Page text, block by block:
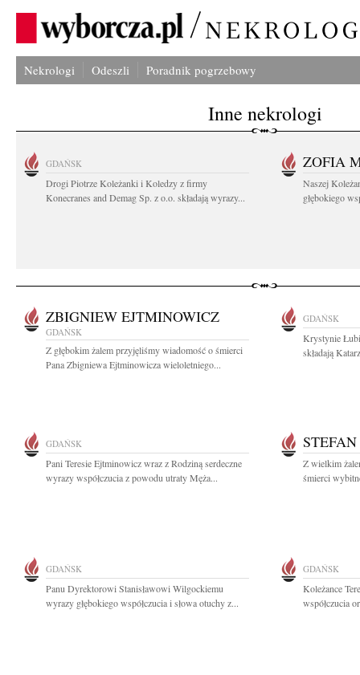
Nekrologi Odeszli Poradnik pogrzebowy
Inne nekrologi
GDAŃSK
Drogi Piotrze Koleżanki i Koledzy z firmy
Konecranes and Demag Sp. z o.o. składają wyrazy...
ZOFIA
Naszej
głębokiego
ZBIGNIEW EJTMINOWICZ
GDAŃSK
Z głębokim żalem przyjęliśmy wiadomość o śmierci
Pana Zbigniewa Ejtminowicza wieloletniego...
GDAŃSK
Krystynie
składają
GDAŃSK
Pani Teresie Ejtminowicz wraz z Rodziną serdeczne
wyrazy współczucia z powodu utraty Męża...
Z wielkim
śmierci
GDAŃSK
Panu Dyrektorowi Stanisławowi Wilgockiemu
wyrazy głębokiego współczucia i słowa otuchy z...
GDAŃSK
Koleżance
współczucia